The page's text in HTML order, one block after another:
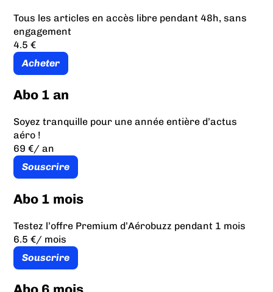
Tous les articles en accès libre pendant 48h, sans
engagement
4.5 €
Acheter
Abo 1 an
Soyez tranquille pour une année entière d’actus
aéro !
69 €/ an
Souscrire
Abo 1 mois
Testez l’offre Premium d’Aérobuzz pendant 1 mois
6.5 €/ mois
Souscrire